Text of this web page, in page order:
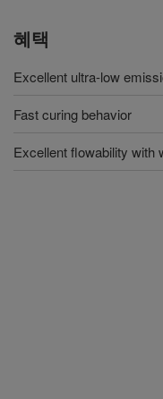
혜택
Excellent ultra-low
Fast curing behavior
Excellent flowability with